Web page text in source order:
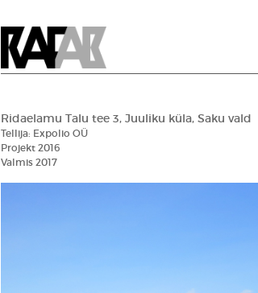
Ridaelamu Talu tee 3, Juuliku küla, Saku vald
Tellija: Expolio OÜ
Projekt 2016
Valmis 2017